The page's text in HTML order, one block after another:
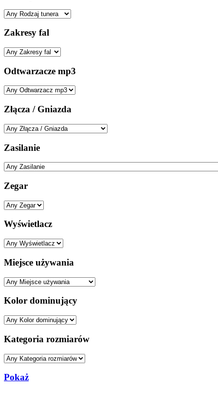
Zakresy fal
Odtwarzacze mp3
Złącza / Gniazda
Zasilanie
Zegar
Wyświetlacz
Miejsce używania
Kolor dominujący
Kategoria rozmiarów
Pokaż